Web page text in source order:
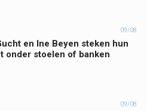
09/08
en Ine Beyen steken hun
onder stoelen of banken
09/08